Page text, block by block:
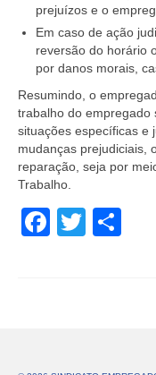
prejuízos e o
Em caso de ação
reversão do horário
por danos morais,
Resumindo, o
trabalho do empregado
situações específicas e
mudanças prejudiciais,
reparação, seja por
Trabalho.
Twitter